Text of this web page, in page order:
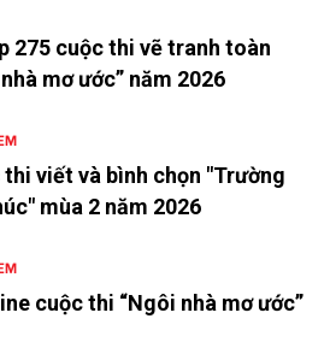
275 cuộc thi vẽ tranh toàn
mơ ước” năm 2026
viết và bình chọn "Trường
mùa 2 năm 2026
cuộc thi “Ngôi nhà mơ ước”